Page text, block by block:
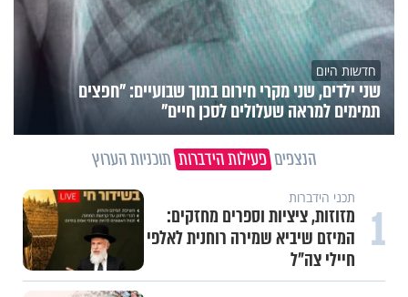
חדשות היום
שני ילדים, שני מקרי חירום בתוך שבועיים: "חפצים
תמימים למראה שעלולים לסכן חיים"
הנצפים פעילות הידברות תוכניות הערוץ
1 תכני הידברות
מזוזות, ציציות וספרים מחזקים:
המיזם שיביא שמירה רוחנית לאלפי
חיילי צה"ל